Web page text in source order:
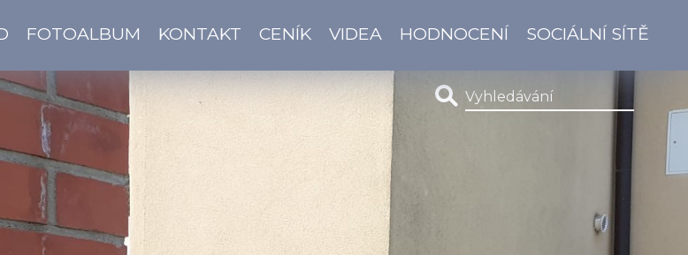
FOTOALBUM KONTAKT CENÍK VIDEA HODNOCENÍ SOCIÁLNÍ SÍTĚ